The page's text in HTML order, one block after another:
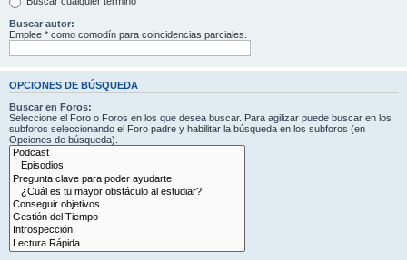
Buscar autor:
Emplee * como comodín para coincidencias parciales.
OPCIONES DE BÚSQUEDA
Buscar en Foros:
Seleccione el Foro o Foros en los que desea buscar. Para agilizar puede buscar en los
subforos seleccionando el Foro padre y habilitar la búsqueda en los subforos (en
Opciones de búsqueda).